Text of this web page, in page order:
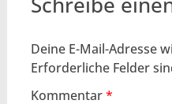
Deine E-Mail-Adresse
Erforderliche Felder
Kommentar*